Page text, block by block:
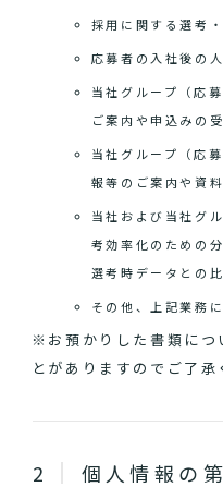
採用に関する選考
応募者の入社後の
当社グループ（応
ご案内や申込みの
当社グループ（応
報等のご案内や資
当社および当社グ
考効率化のための
選考時データとの
その他、上記業務
※お預かりした書類につ
とがありますのでご了承
個人情報の